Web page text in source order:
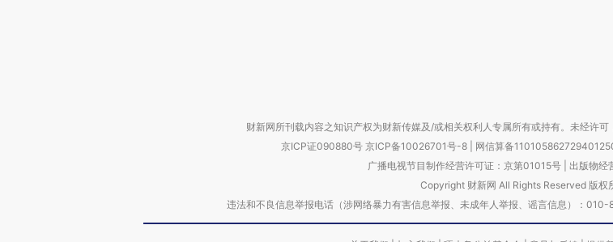
财新网所刊载内容之知识产权为财新传媒及/或相关权利人专属所有或持有。未经许可
京ICP证090880号 京ICP备10026701号-8 网信算备
广播电视节目制作经营许可证：京第01015号| 出版物经
Copyright 财新网 All Rights Reserved 版权
违法和不良信息举报电话（涉网络暴力有害信息举报、未成年人举报、谣言信息）：